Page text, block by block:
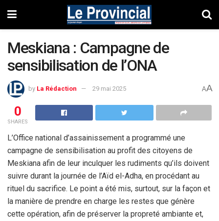
Meskiana : Campagne de
sensibilisation de l’ONA
by La Rédaction 29 mai 2025 AA
0
SHARES
L’Office national d’assainissement a programmé une
campagne de sensibilisation au profit des citoyens de
Meskiana afin de leur inculquer les rudiments qu’ils doivent
suivre durant la journée de l’Aïd el-Adha, en procédant au
rituel du sacrifice. Le point a été mis, surtout, sur la façon et
la manière de prendre en charge les restes que génère
cette opération, afin de préserver la propreté ambiante et,